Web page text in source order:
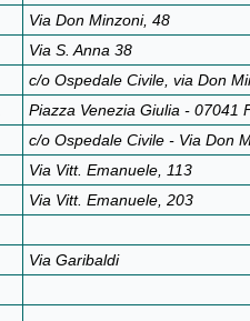
Via Don Minzoni, 48
Via S. Anna 38
c/o Ospedale Civile, via Don
Piazza Venezia Giulia - 07041
c/o Ospedale Civile - Via Don
Via Vitt. Emanuele, 113
Via Vitt. Emanuele, 203
Via Garibaldi